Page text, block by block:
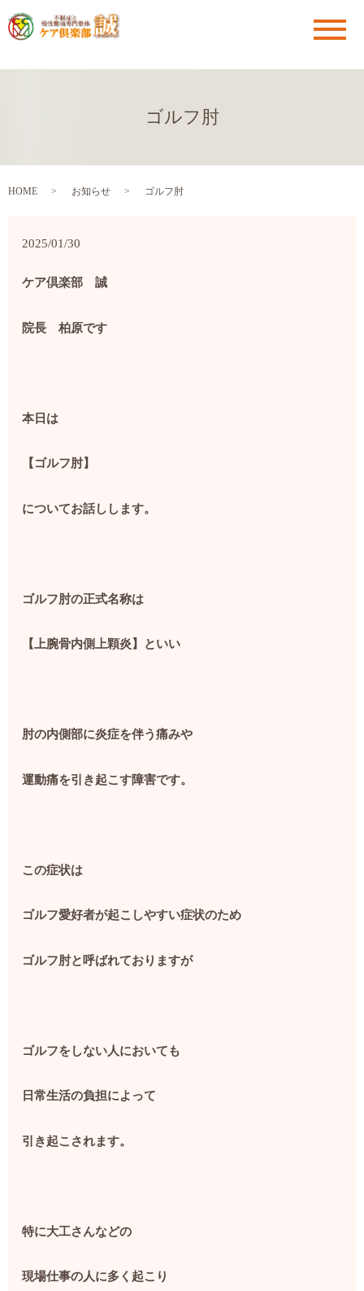
メ
ゴルフ肘
HOME お知らせ ゴルフ肘
2025/01/30
ケア倶楽部 誠
院長 柏原です
本日は
【ゴルフ肘】
についてお話しします。
ゴルフ肘の正式名称は
【上腕骨内側上顆炎】といい
肘の内側部に炎症を伴う痛みや
運動痛を引き起こす障害です。
この症状は
ゴルフ愛好者が起こしやすい症状のため
ゴルフ肘と呼ばれておりますが
ゴルフをしない人においても
日常生活の負担によって
引き起こされます。
特に大工さんなどの
現場仕事の人に多く起こり